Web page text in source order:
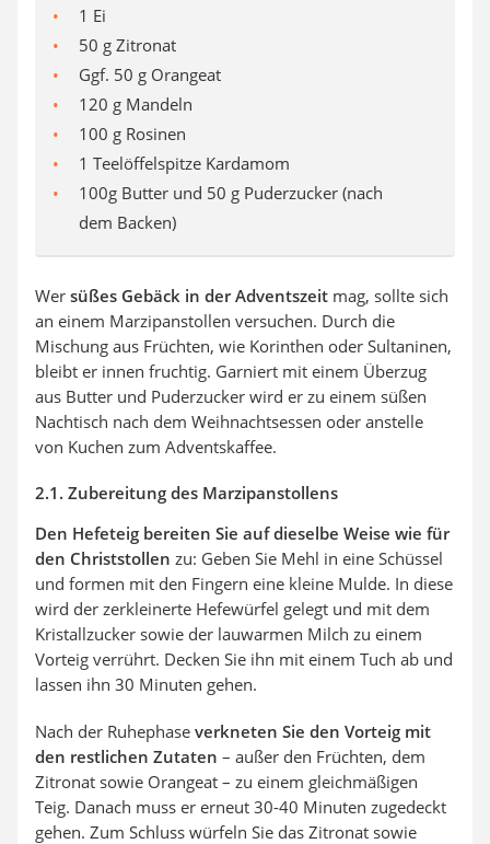
1 Ei
50 g Zitronat
Ggf. 50 g Orangeat
120 g Mandeln
100 g Rosinen
1 Teelöffelspitze Kardamom
100g Butter und 50 g Puderzucker (nach
dem Backen)
Wer süßes Gebäck in der Adventszeit mag, sollte sich
an einem Marzipanstollen versuchen. Durch die
Mischung aus Früchten, wie Korinthen oder Sultaninen,
bleibt er innen fruchtig. Garniert mit einem Überzug
aus Butter und Puderzucker wird er zu einem süßen
Nachtisch nach dem Weihnachtsessen oder anstelle
von Kuchen zum Adventskaffee.
2.1. Zubereitung des Marzipanstollens
Den Hefeteig bereiten Sie auf dieselbe Weise wie für
den Christstollen zu: Geben Sie Mehl in eine Schüssel
und formen mit den Fingern eine kleine Mulde. In diese
wird der zerkleinerte Hefewürfel gelegt und mit dem
Kristallzucker sowie der lauwarmen Milch zu einem
Vorteig verrührt. Decken Sie ihn mit einem Tuch ab und
lassen ihn 30 Minuten gehen.
Nach der Ruhephase verkneten Sie den Vorteig mit
den restlichen Zutaten – außer den Früchten, dem
Zitronat sowie Orangeat – zu einem gleichmäßigen
Teig. Danach muss er erneut 30-40 Minuten zugedeckt
gehen. Zum Schluss würfeln Sie das Zitronat sowie